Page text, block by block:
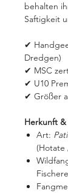
behalten
Saftigkeit
✔
Dredgen)
✔ MSC
✔ U10
✔ Größer
Herkunft
Art:
(Hotate